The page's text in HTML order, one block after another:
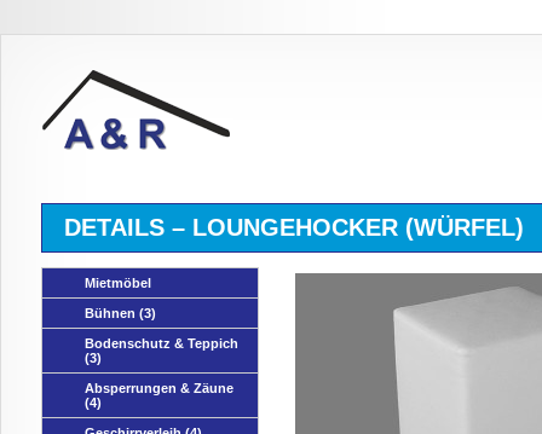
DETAILS – LOUNGEHOCKER (WÜRFEL)
Mietmöbel
Bühnen (3)
Bodenschutz & Teppich
(3)
Absperrungen & Zäune
(4)